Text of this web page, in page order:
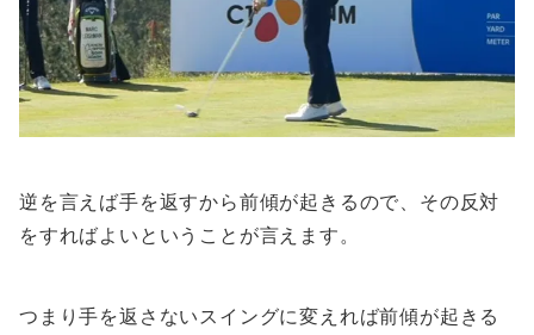
逆を言えば手を返すから前傾が起きるので、その反対
をすればよいということが言えます。
つまり手を返さないスイングに変えれば前傾が起きる